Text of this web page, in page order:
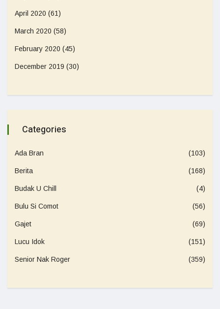
April 2020 (61)
March 2020 (58)
February 2020 (45)
December 2019 (30)
Categories
Ada Bran (103)
Berita (168)
Budak U Chill (4)
Bulu Si Comot (56)
Gajet (69)
Lucu Idok (151)
Senior Nak Roger (359)